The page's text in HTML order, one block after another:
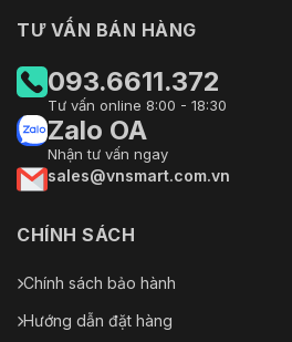
TƯ VẤN BÁN HÀNG
093.6611.372
Tư vấn online 8:00 - 18:30
Zalo OA
Nhận tư vấn ngay
sales@vnsmart.com.vn
CHÍNH SÁCH
Chính sách bảo hành
Hướng dẫn đặt hàng